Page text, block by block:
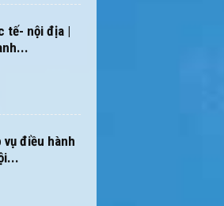
tế- nội địa |
điều hành